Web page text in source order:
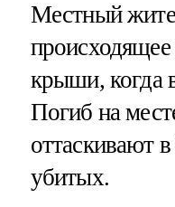
Местный
крыши, когда
Погиб на
оттаскивают
убитых.